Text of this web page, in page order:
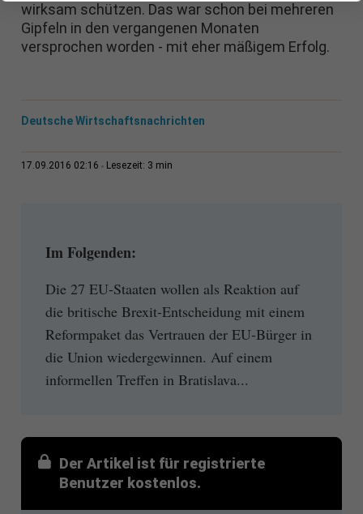
wirksam schützen. Das war schon bei mehreren
Gipfeln in den vergangenen Monaten
versprochen worden - mit eher mäßigem Erfolg.
Deutsche Wirtschaftsnachrichten
17.09.2016 02:16 Lesezeit: 3 min
Im Folgenden:
Die 27 EU-Staaten wollen als Reaktion auf
die britische Brexit-Entscheidung mit einem
Reformpaket das Vertrauen der EU-Bürger in
die Union wiedergewinnen. Auf einem
informellen Treffen in Bratislava...
Der Artikel ist für registrierte
Benutzer kostenlos.